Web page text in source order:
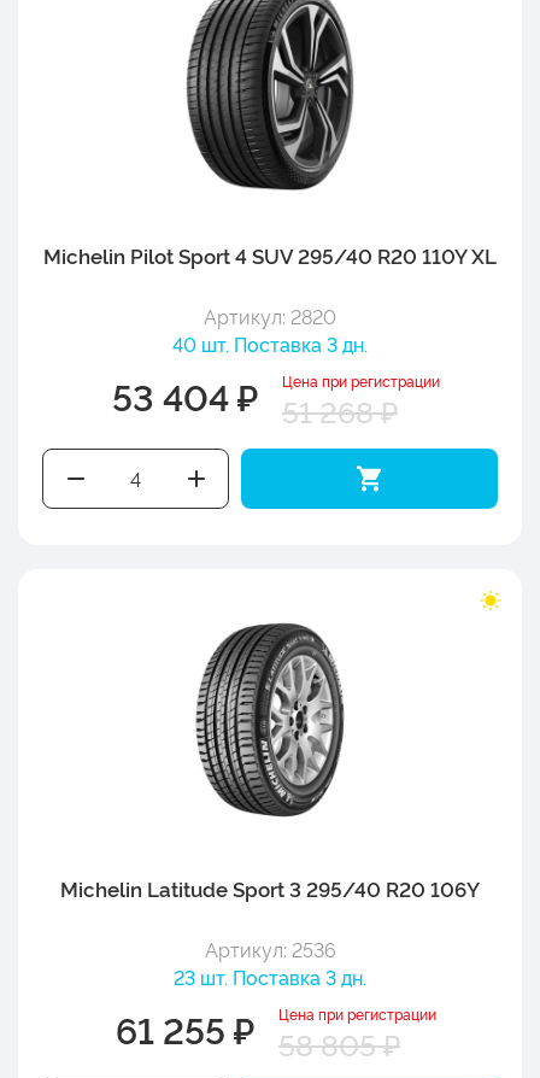
Michelin Pilot Sport 4 SUV 295/40 R20 110Y XL
Артикул: 2820
40 шт. Поставка 3 дн.
53 404 ₽ Цена при регистрации
51 268 ₽
Michelin Latitude Sport 3 295/40 R20 106Y
Артикул: 2536
23 шт. Поставка 3 дн.
61 255 ₽ Цена при регистрации
58 805 ₽